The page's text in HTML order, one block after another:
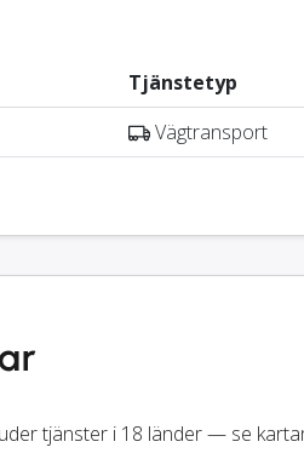
Tjänstetyp
Vägtransport
tjänster i 18 länder — se